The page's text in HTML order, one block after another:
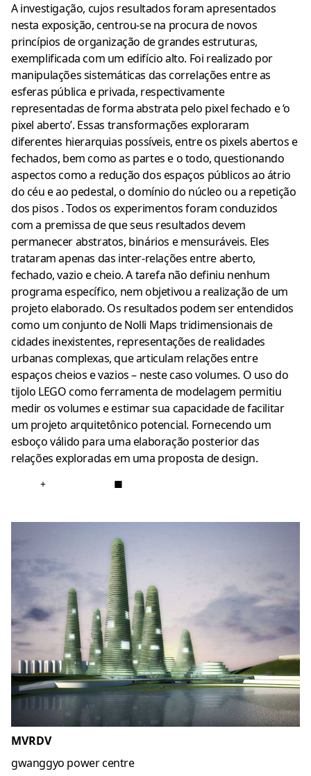
A investigação, cujos resultados foram apresentados
nesta exposição, centrou-se na procura de novos
princípios de organização de grandes estruturas,
exemplificada com um edifício alto. Foi realizado por
manipulações sistemáticas das correlações entre as
esferas pública e privada, respectivamente
representadas de forma abstrata pelo pixel fechado e ‘o
pixel aberto’. Essas transformações exploraram
diferentes hierarquias possíveis, entre os pixels abertos e
fechados, bem como as partes e o todo, questionando
aspectos como a redução dos espaços públicos ao átrio
do céu e ao pedestal, o domínio do núcleo ou a repetição
dos pisos . Todos os experimentos foram conduzidos
com a premissa de que seus resultados devem
permanecer abstratos, binários e mensuráveis. Eles
trataram apenas das inter-relações entre aberto,
fechado, vazio e cheio. A tarefa não definiu nenhum
programa específico, nem objetivou a realização de um
projeto elaborado. Os resultados podem ser entendidos
como um conjunto de Nolli Maps tridimensionais de
cidades inexistentes, representações de realidades
urbanas complexas, que articulam relações entre
espaços cheios e vazios – neste caso volumes. O uso do
tijolo LEGO como ferramenta de modelagem permitiu
medir os volumes e estimar sua capacidade de facilitar
um projeto arquitetônico potencial. Fornecendo um
esboço válido para uma elaboração posterior das
relações exploradas em uma proposta de design.
+ ■
MVRDV
gwanggyo power centre